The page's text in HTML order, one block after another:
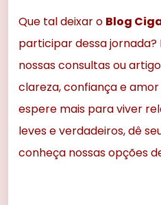
Que tal deixar o Blog
participar dessa
nossas consultas ou
clareza, confiança e amor
espere mais para viver
leves e verdadeiros, dê
conheça nossas opções